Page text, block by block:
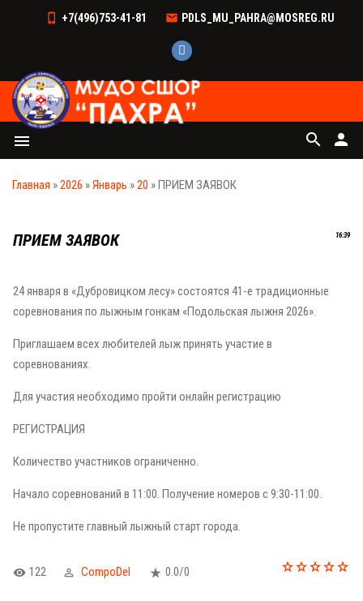
+7(496)753-41-81 PDLS_MU_PAHRA@MOSREG.RU
menu person
search
Главная »2026 »Январь »20 » ПРИЕМ ЗАЯВОК
16:39
ПРИЕМ ЗАЯВОК
24 января в «Дубровицком лесу» состоятся 41-е традиционные
соревнования по лыжным гонкам «Подольская лыжня 2026».
Приглашаем всех любителей лыж принять участие в
соревнованиях.
Для участия необходимо пройти онлайн регистрацию
РЕГИСТРАЦИЯ
Количество участников ограниченно.
Начало соревнований в 11:00. Получение номеров с 9:30-11:00.
Не пропустите главный лыжный старт города.
122 CompoDel 0.0/0